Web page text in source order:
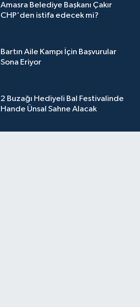
Amasra Belediye Başkanı Çakır
CHP'den istifa edecek mi?
Bartın Aile Kampı İçin Başvurular
Sona Eriyor
2 Buzağı Hediyeli Bal Festivalinde
Hande Ünsal Sahne Alacak